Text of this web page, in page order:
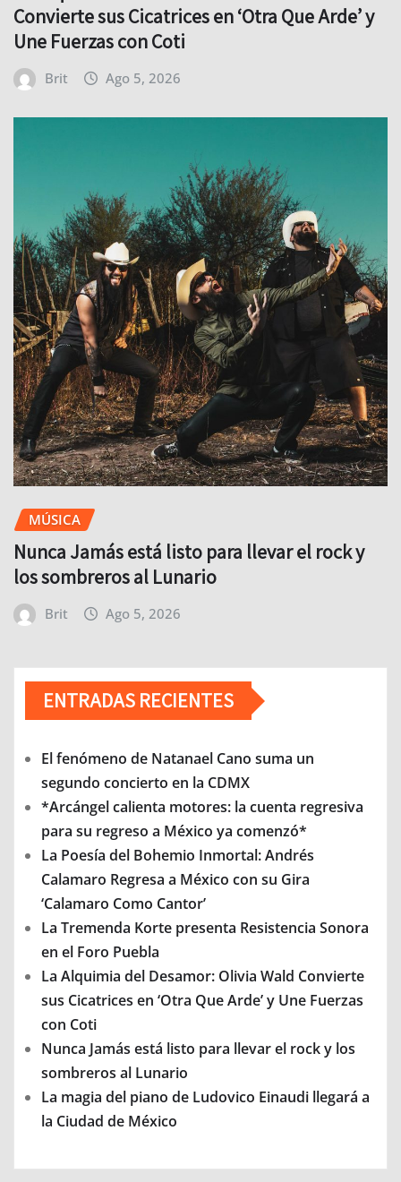
Convierte sus Cicatrices en ‘Otra Que Arde’ y
Une Fuerzas con Coti
Brit Ago 5, 2026
MÚSICA
Nunca Jamás está listo para llevar el rock y
los sombreros al Lunario
Brit Ago 5, 2026
ENTRADAS RECIENTES
El fenómeno de Natanael Cano suma un
segundo concierto en la CDMX
*Arcángel calienta motores: la cuenta regresiva
para su regreso a México ya comenzó*
La Poesía del Bohemio Inmortal: Andrés
Calamaro Regresa a México con su Gira
‘Calamaro Como Cantor’
La Tremenda Korte presenta Resistencia Sonora
en el Foro Puebla
La Alquimia del Desamor: Olivia Wald Convierte
sus Cicatrices en ‘Otra Que Arde’ y Une Fuerzas
con Coti
Nunca Jamás está listo para llevar el rock y los
sombreros al Lunario
La magia del piano de Ludovico Einaudi llegará a
la Ciudad de México